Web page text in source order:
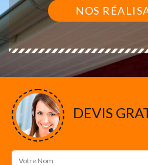
NOS
DEVIS